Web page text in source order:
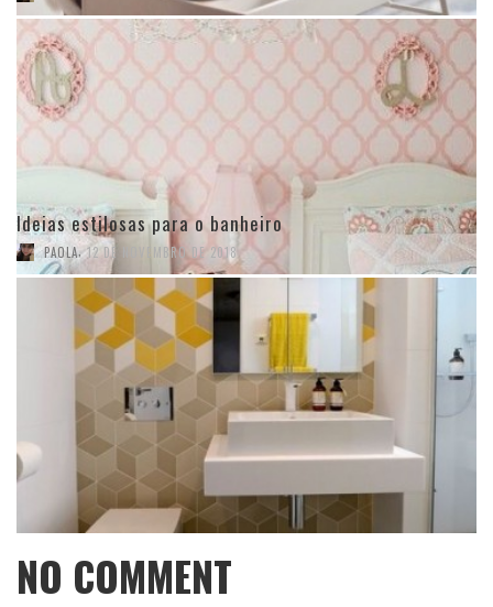
Ideias estilosas para o banheiro
PAOLA, 12 DE NOVEMBRO DE 2018
NO COMMENT